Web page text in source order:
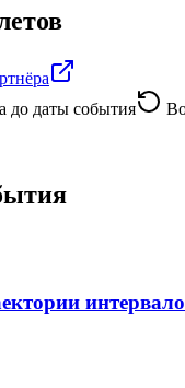
до даты события